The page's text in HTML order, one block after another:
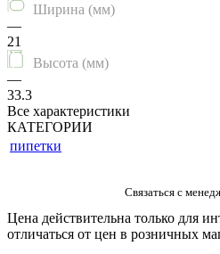
Ширина (мм)
—
21
Высота (мм)
—
33.3
Все характеристики
КАТЕГОРИИ
пипетки
Цена действительна только для
отличаться от цен в розничных